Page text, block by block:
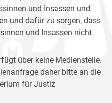
und Insassen und
und dafür zu sorgen, dass
und Insassen nicht
über keine Medienstelle.
daher bitte an die
für Justiz.